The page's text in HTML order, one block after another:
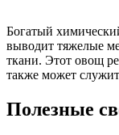
Богатый
выводит тяжелые
ткани. Этот овощ
также может
Полезные